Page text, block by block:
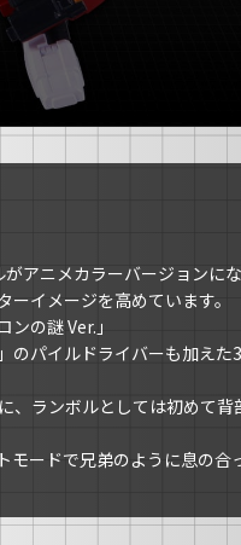
アニメカラーバージョンに
イメージを高めています。
の謎 Ver.」
のパイルドライバーも加えた
、ランボルとしては初めて背
モードで兄弟のように息の合